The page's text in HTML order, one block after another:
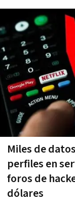
Miles de
perfiles en
foros de
dólares